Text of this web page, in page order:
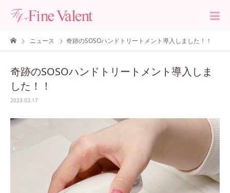
ニュース 奇跡のSOSOハンドトリートメント導入しました！！
奇跡のSOSOハンドトリートメント導入しま
した！！
2023.03.17